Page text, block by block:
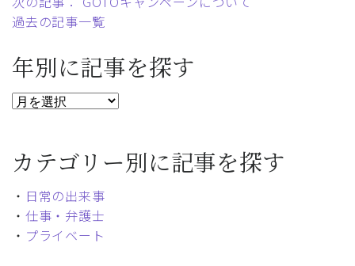
過去の記事一覧
年別に記事を探す
カテゴリー別に記事を探す
・ 日常の出来事
・ 仕事・弁護士
・ プライベート